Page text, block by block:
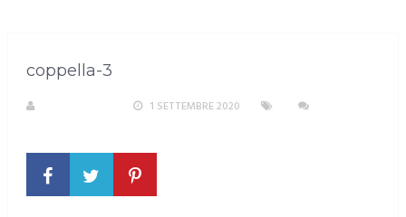
coppella-3
1 SETTEMBRE 2020